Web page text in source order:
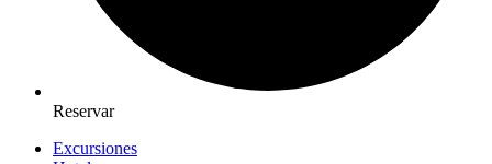
Reservar
Excursiones